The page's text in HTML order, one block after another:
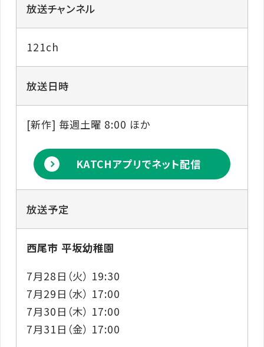
放送チャンネル
121ch
放送日時
[新作] 毎週土曜 8:00 ほか
KATCHアプリでネット配信
放送予定
西尾市 平坂幼稚園
7月28日（火） 19:30
7月29日（水） 17:00
7月30日（木） 17:00
7月31日（金） 17:00